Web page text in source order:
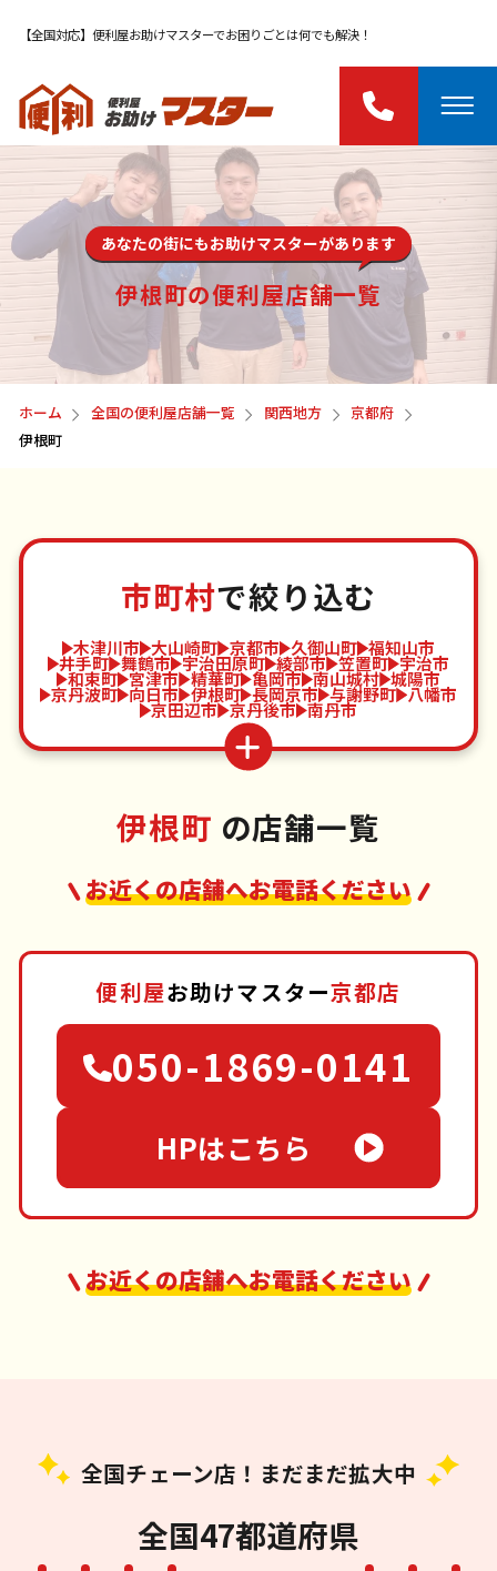
【全国対応】便利屋お助けマスターでお困りごとは何でも解決！
あなたの街にもお助けマスターがあります
伊根町の便利屋店舗一覧
ホーム 全国の便利屋店舗一覧 関西地方
京都府
伊根町
市町村で絞り込む
木津川市 大山崎町 京都市 久御山町 福知山市
井手町 舞鶴市 宇治田原町 綾部市 笠置町 宇治市
和束町 宮津市 精華町 亀岡市 南山城村 城陽市
京丹波町 向日市 伊根町 長岡京市 与謝野町 八幡市
京田辺市 京丹後市 南丹市
伊根町 の店舗一覧
お近くの店舗へお電話ください
便利屋お助けマスター京都店
050-1869-0141
HPはこちら
お近くの店舗へお電話ください
全国チェーン店！まだまだ拡大中
全国47都道府県